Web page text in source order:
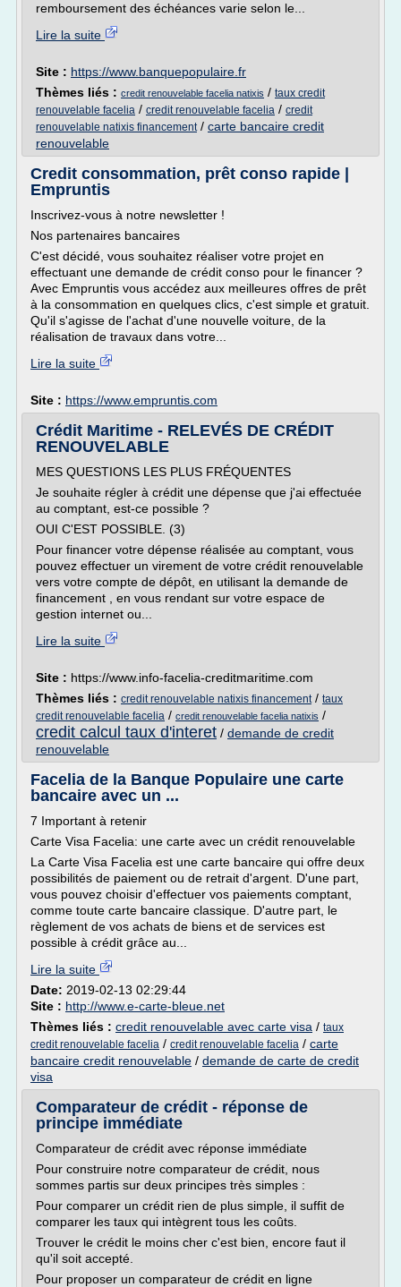
remboursement des échéances varie selon le...
Lire la suite
Site : https://www.banquepopulaire.fr
Thèmes liés : credit renouvelable facelia natixis / taux credit
renouvelable facelia / credit renouvelable facelia / credit
renouvelable natixis financement/ carte bancaire credit
renouvelable
Credit consommation, prêt conso rapide |
Empruntis
Inscrivez-vous à notre newsletter !
Nos partenaires bancaires
C'est décidé, vous souhaitez réaliser votre projet en
effectuant une demande de crédit conso pour le financer ?
Avec Empruntis vous accédez aux meilleures offres de prêt
à la consommation en quelques clics, c'est simple et gratuit.
Qu'il s'agisse de l'achat d'une nouvelle voiture, de la
réalisation de travaux dans votre...
Lire la suite
Site : https://www.empruntis.com
Crédit Maritime - RELEVÉS DE CRÉDIT
RENOUVELABLE
MES QUESTIONS LES PLUS FRÉQUENTES
Je souhaite régler à crédit une dépense que j'ai effectuée
au comptant, est-ce possible ?
OUI C'EST POSSIBLE. (3)
Pour financer votre dépense réalisée au comptant, vous
pouvez effectuer un virement de votre crédit renouvelable
vers votre compte de dépôt, en utilisant la demande de
financement , en vous rendant sur votre espace de
gestion internet ou...
Lire la suite
Site : https://www.info-facelia-creditmaritime.com
Thèmes liés : credit renouvelable natixis financement/ taux
credit renouvelable facelia / credit renouvelable facelia natixis /
credit calcul taux d'interet / demande de credit
renouvelable
Facelia de la Banque Populaire une carte
bancaire avec un ...
7 Important à retenir
Carte Visa Facelia: une carte avec un crédit renouvelable
La Carte Visa Facelia est une carte bancaire qui offre deux
possibilités de paiement ou de retrait d'argent. D'une part,
vous pouvez choisir d'effectuer vos paiements comptant,
comme toute carte bancaire classique. D'autre part, le
règlement de vos achats de biens et de services est
possible à crédit grâce au...
Lire la suite
Date: 2019-02-13 02:29:44
Site : http://www.e-carte-bleue.net
Thèmes liés : credit renouvelable avec carte visa / taux
credit renouvelable facelia / credit renouvelable facelia / carte
bancaire credit renouvelable / demande de carte de credit
visa
Comparateur de crédit - réponse de
principe immédiate
Comparateur de crédit avec réponse immédiate
Pour construire notre comparateur de crédit, nous
sommes partis sur deux principes très simples :
Pour comparer un crédit rien de plus simple, il suffit de
comparer les taux qui intègrent tous les coûts.
Trouver le crédit le moins cher c'est bien, encore faut il
qu'il soit accepté.
Pour proposer un comparateur de crédit en ligne